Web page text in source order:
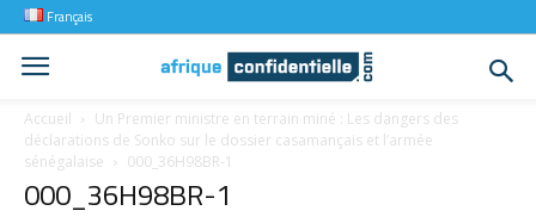
Français
Accueil
Un Premier ministre en terrain miné : Les dangers des
déclarations de Sonko sur le dossier casamançais et l’armée
sénégalaise
000_36H98BR-1
000_36H98BR-1